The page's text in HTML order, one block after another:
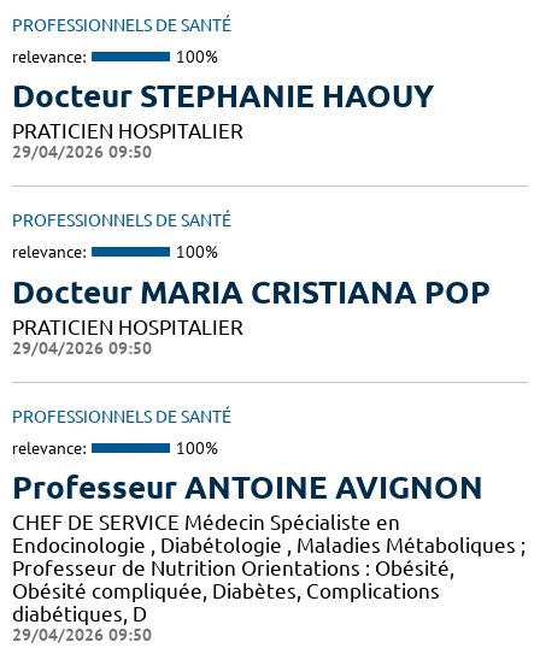
PROFESSIONNELS DE SANTÉ
relevance: 100%
Docteur STEPHANIE HAOUY
PRATICIEN HOSPITALIER
29/04/2026 09:50
PROFESSIONNELS DE SANTÉ
relevance: 100%
Docteur MARIA CRISTIANA POP
PRATICIEN HOSPITALIER
29/04/2026 09:50
PROFESSIONNELS DE SANTÉ
relevance: 100%
Professeur ANTOINE AVIGNON
CHEF DE SERVICE Médecin Spécialiste en
Endocinologie , Diabétologie , Maladies Métaboliques ;
Professeur de Nutrition Orientations : Obésité,
Obésité compliquée, Diabètes, Complications
diabétiques, D
29/04/2026 09:50